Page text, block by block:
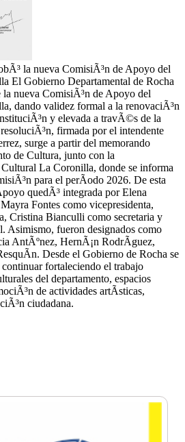
la nueva ComisiÃ³n de Apoyo del
El Gobierno Departamental de Rocha
la nueva ComisiÃ³n de Apoyo del
dando validez formal a la renovaciÃ³n
y elevada a travÃ©s de la
firmada por el intendente
surge a partir del memorando
de Cultura, junto con la
La Coronilla, donde se informa
para el perÃ­odo 2026. De esta
quedÃ³ integrada por Elena
Fontes como vicepresidenta,
Cristina Bianculli como secretaria y
Asimismo, fueron designados como
AntÃºnez, HernÃ¡n RodrÃ­guez,
Desde el Gobierno de Rocha se
fortaleciendo el trabajo
del departamento, espacios
de actividades artÃ­sticas,
ciudadana.